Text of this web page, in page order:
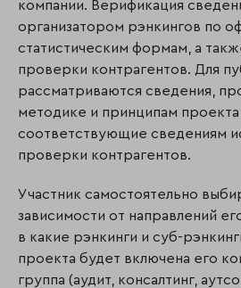
компании. Верификация
организатором рэнкингов по
статистическим формам, а
проверки контрагентов. Для
рассматриваются сведе­ния,
методике и принципам
соответствующие сведениям
проверки контрагентов.
Участник самостоятельно
зависимости от направлений
в какие рэнкинги и суб-
проекта будет включена его
группа (аудит, консалтинг,